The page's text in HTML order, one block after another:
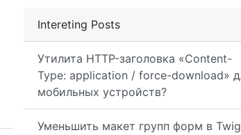
Intereting Posts
Утилита HTTP-заголовка «Content-
Type: application / force-download»
мобильных устройств?
Уменьшить макет групп форм в